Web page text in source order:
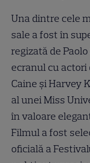
Una dintre cele
sale a fost în
regizată de
ecranul cu
Caine și Harvey
al unei Miss
în valoare
Filmul a fost
oficială a